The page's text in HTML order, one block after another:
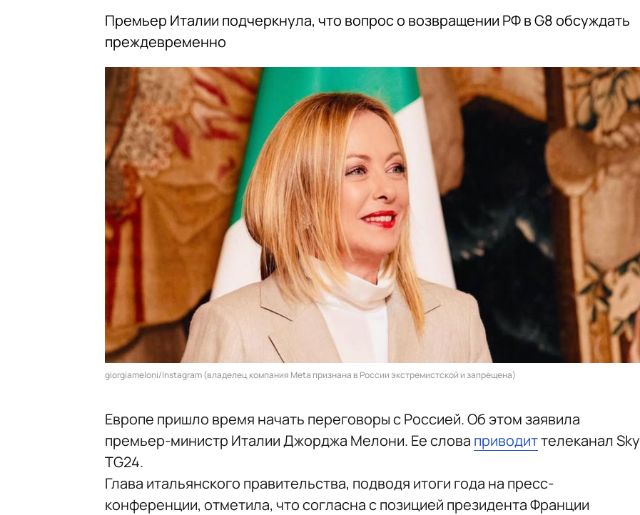
Премьер Италии подчеркнула, что вопрос о возвращении РФ в G8 обсуждать
преждевременно
giorgiameloni/Instagram (владелец компания Meta признана в России экстремистской и запрещена)
Европе пришло время начать переговоры с Россией. Об этом заявила
премьер-министр Италии Джорджа Мелони. Ее слова приводиттелеканал Sky
TG24.
Глава итальянского правительства, подводя итоги года на пресс-
конференции, отметила, что согласна с позицией президента Франции